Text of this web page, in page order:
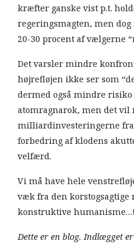
kræfter ganske vist p.t.
regeringsmagten, men
20-30 procent af vælgerne
Det varsler mindre
højrefløjen ikke ser som
dermed også mindre
atomragnarok, men det
milliardinvesteringerne
forbedring af klodens
velfærd.
Vi må have hele
væk fra den
konstruktive humanisme…!
Dette er en blog. Indlægget